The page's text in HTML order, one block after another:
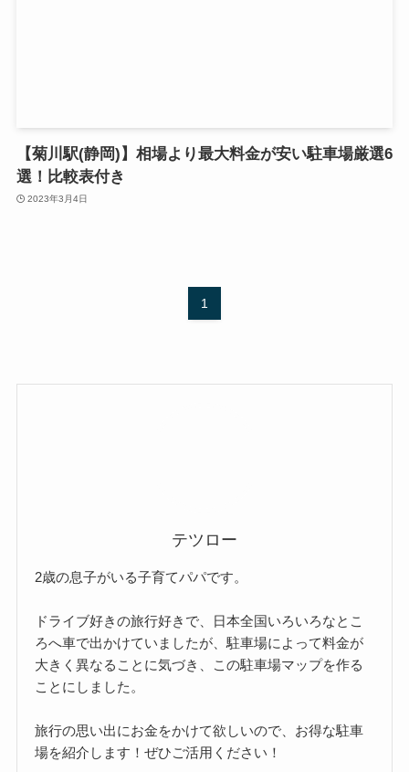
【菊川駅(静岡)】相場より最大料金が安い駐車場厳選6
選！比較表付き
2023年3月4日
1
テツロー
2歳の息子がいる子育てパパです。
ドライブ好きの旅行好きで、日本全国いろいろなとこ
ろへ車で出かけていましたが、駐車場によって料金が
大きく異なることに気づき、この駐車場マップを作る
ことにしました。
旅行の思い出にお金をかけて欲しいので、お得な駐車
場を紹介します！ぜひご活用ください！